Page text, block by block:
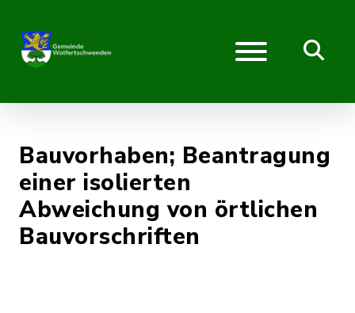
Bauvorhaben; Beantragung
einer isolierten
Abweichung von örtlichen
Bauvorschriften